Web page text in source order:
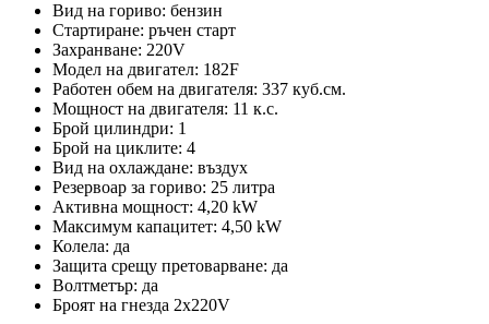
Вид на гориво: бензин
Стартиране: ръчен старт
Захранване: 220V
Модел на двигател: 182F
Работен обем на двигателя: 337 куб.см.
Мощност на двигателя: 11 к.с.
Брой цилиндри: 1
Брой на циклите: 4
Вид на охлаждане: въздух
Резервоар за гориво: 25 литра
Активна мощност: 4,20 kW
Максимум капацитет: 4,50 kW
Колела: да
Защита срещу претоварване: да
Волтметър: да
Броят на гнезда 2x220V